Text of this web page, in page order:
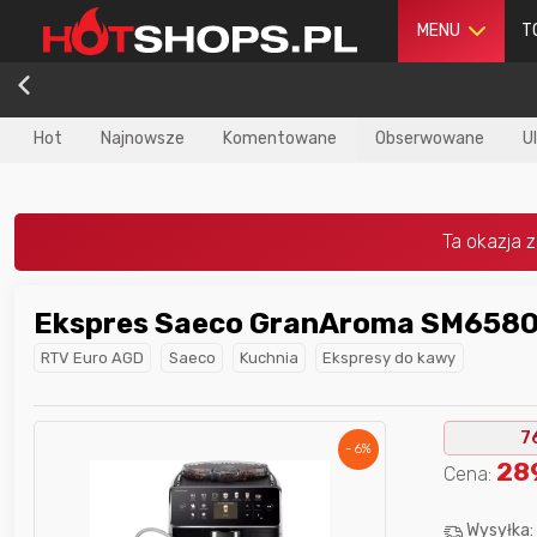
MENU
Hot Najnowsze Komentowane Obserwowane
Ekspres Saeco GranAroma
RTV Euro AGD Saeco Kuchnia
Ekspresy do kawy
- 6%
Cena:
Wysyłka:
najlepszego
w poprzednim
Nagroda dlanajlepszego
użytkownikaw tym miesiącu: